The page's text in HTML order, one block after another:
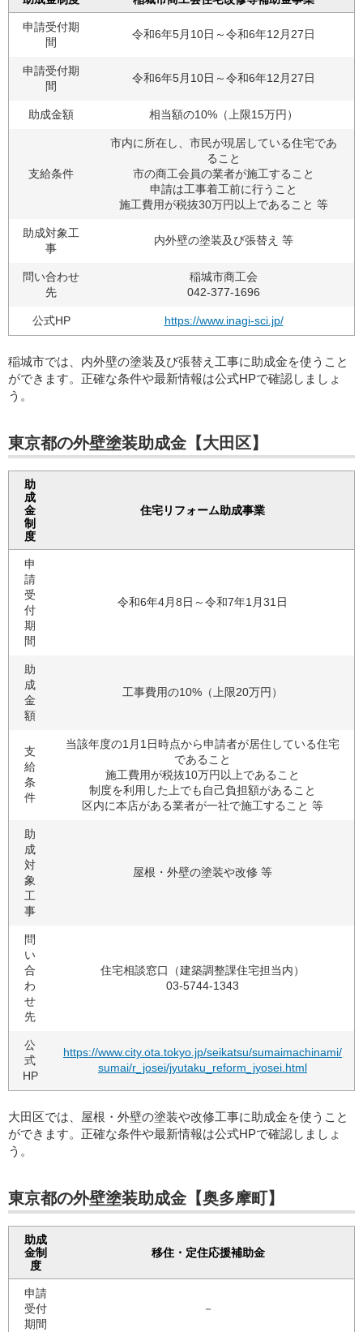
申請受付期
間
令和6年5月10日～令和6年12月27日
申請受付期
間
令和6年5月10日～令和6年12月27日
助成金額 相当額の10%（上限15万円）
支給条件
市内に所在し、市民が現居している住宅であ
ること
市の商工会員の業者が施工すること
申請は工事着工前に行うこと
施工費用が税抜30万円以上であること 等
助成対象工
事
内外壁の塗装及び張替え 等
問い合わせ
先
稲城市商工会
042-377-1696
公式HP https://www.inagi-sci.jp/
稲城市では、内外壁の塗装及び張替え工事に助成金を使うこと
ができます。正確な条件や最新情報は公式HPで確認しましょ
う。
東京都の外壁塗装助成金【大田区】
助
成
金
制
度
住宅リフォーム助成事業
申
請
受
付
期
間
令和6年4月8日～令和7年1月31日
助
成
金
額
工事費用の10%（上限20万円）
支
給
条
件
当該年度の1月1日時点から申請者が居住している住宅
であること
施工費用が税抜10万円以上であること
制度を利用した上でも自己負担額があること
区内に本店がある業者が一社で施工すること 等
助
成
対
象
工
事
屋根・外壁の塗装や改修 等
問
い
合
わ
せ
先
住宅相談窓口（建築調整課住宅担当内）
03-5744-1343
公
式
HP
https://www.city.ota.tokyo.jp/seikatsu/sumaimachinami/
sumai/r_josei/jyutaku_reform_jyosei.html
大田区では、屋根・外壁の塗装や改修工事に助成金を使うこと
ができます。正確な条件や最新情報は公式HPで確認しましょ
う。
東京都の外壁塗装助成金【奥多摩町】
助成
金制
度
移住・定住応援補助金
申請
受付
期間
－